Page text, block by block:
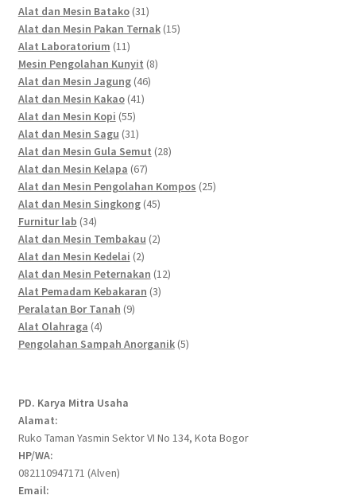
products
Alat dan Mesin Batako 3131
products
Alat dan Mesin Pakan Ternak 1515
Alat Laboratorium 1111
products
Mesin Pengolahan Kunyit 88
Alat dan Mesin Jagung 4646
Alat dan Mesin Kakao 4141
Alat dan Mesin Kopi 5555
products
Alat dan Mesin Sagu 3131
products
Alat dan Mesin Gula Semut 2828
Alat dan Mesin Kelapa 6767
products
Alat dan Mesin Pengolahan Kompos 2525
Alat dan Mesin Singkong 4545
Furnitur lab 3434
products
Alat dan Mesin Tembakau 22
Alat dan Mesin Kedelai 22
products
Alat dan Mesin Peternakan 1212
Alat Pemadam Kebakaran 33
Peralatan Bor Tanah 99
Alat Olahraga 44
products
Pengolahan Sampah Anorganik 55
PD. Karya Mitra Usaha
Alamat:
Ruko Taman Yasmin Sektor VI No 134, Kota Bogor
HP/WA:
082110947171 (Alven)
Email: